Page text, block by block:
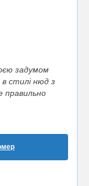
задумом
в стилі нюд з